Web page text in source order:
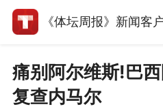
《体坛周报》新闻客
痛别阿尔维斯!巴
复查内马尔